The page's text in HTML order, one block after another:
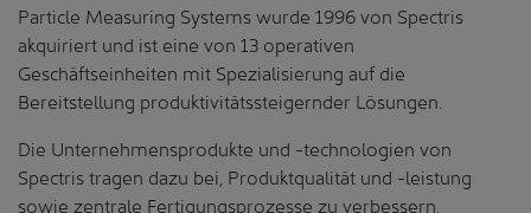
Particle Measuring Systems wurde 1996 von Spectris
akquiriert und ist eine von 13 operativen
Geschäftseinheiten mit Spezialisierung auf die
Bereitstellung produktivitätssteigernder Lösungen.
Die Unternehmensprodukte und -technologien von
Spectris tragen dazu bei, Produktqualität und -leistung
sowie zentrale Fertigungsprozesse zu verbessern,